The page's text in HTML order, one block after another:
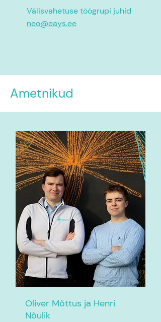
Välisvahetuse töögrupi juhid
neo@eays.ee
Ametnikud
Oliver Mõttus ja Henri
Nõulik